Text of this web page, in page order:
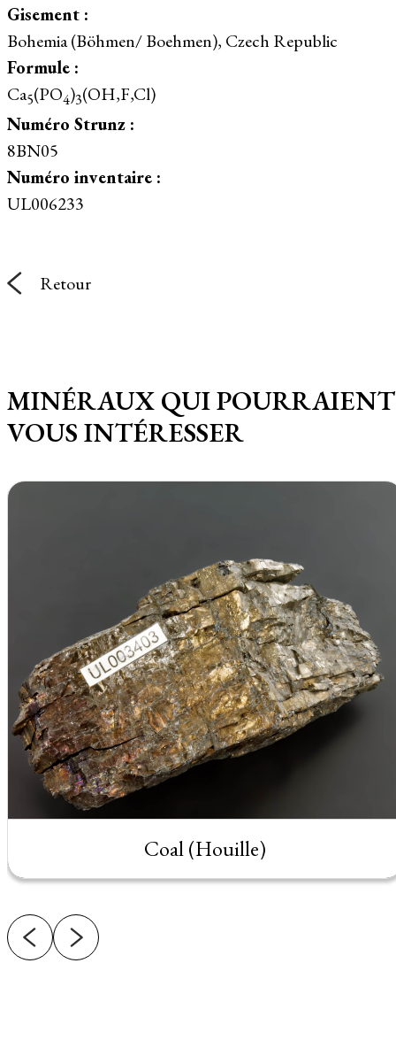
Gisement :
Bohemia (Böhmen/ Boehmen), Czech Republic
Formule :
Ca5(PO4)3(OH,F,Cl)
Numéro Strunz :
8BN05
Numéro inventaire :
UL006233
Retour
MINÉRAUX QUI POURRAIENT
VOUS INTÉRESSER
Coal (Houille)